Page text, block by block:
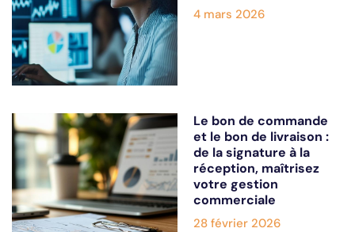
4 mars 2026
Le bon de commande
et le bon de livraison :
de la signature à la
réception, maîtrisez
votre gestion
commerciale
28 février 2026